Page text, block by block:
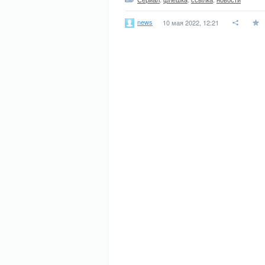
news 10 мая 2022, 12:21